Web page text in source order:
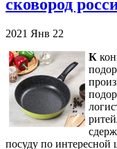
сковород
2021 Янв 22
К
посуду по